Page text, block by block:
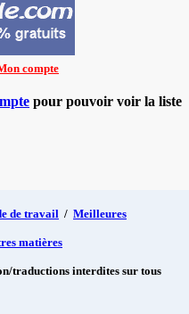
compte
pour pouvoir voir la liste
de travail / Meilleures
matières
traductions interdites sur tous